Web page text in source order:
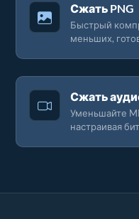
Сжать PNG
Быстрый
меньших,
Сжать
Уменьшайте
настраивая